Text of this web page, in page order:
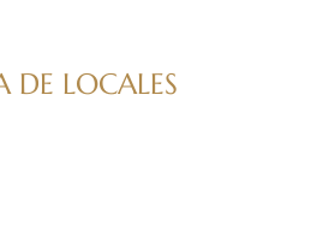
DE LOCALES